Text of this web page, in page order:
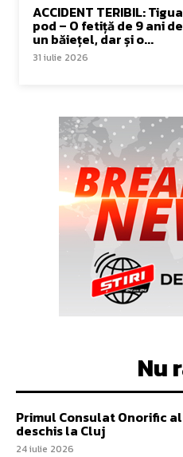
ACCIDENT TERIBIL:
pod – O fetiță de 9 ani
un băiețel, dar și o...
31 iulie 2026
Nu
Primul Consulat Onorific
deschis la Cluj
24 iulie 2026